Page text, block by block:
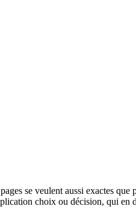
se veulent aussi exactes
choix ou décision, qui